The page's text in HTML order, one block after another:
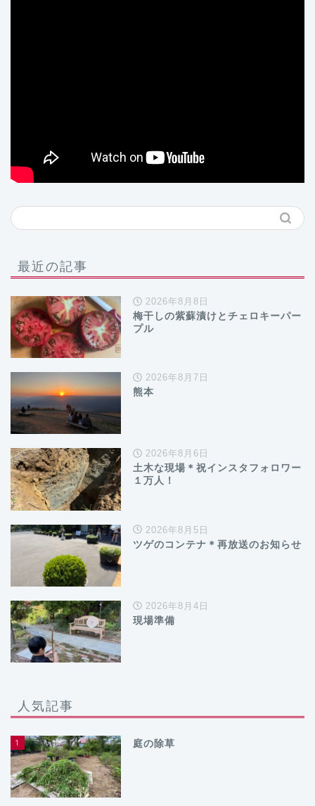
最近の記事
2026年8月8日
梅干しの紫蘇漬けとチェロキーパー
プル
2026年8月7日
熊本
2026年8月6日
土木な現場＊祝インスタフォロワー
１万人！
2026年8月5日
ツゲのコンテナ＊再放送のお知らせ
2026年8月4日
現場準備
人気記事
1 庭の除草